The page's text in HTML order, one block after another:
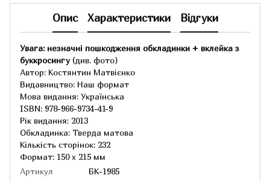
Опис Характеристики Відгуки
Увага: незначні пошкодження обкладинки + вклейка з
буккросингу(див. фото)
Автор: Костянтин Матвієнко
Видавництво: Наш формат
Мова видання: Українська
ISBN: 978-966-9734-41-9
Рік видання: 2013
Обкладинка: Тверда матова
Кількість сторінок: 232
Формат: 150 х 215 мм
Артикул
БК-1985